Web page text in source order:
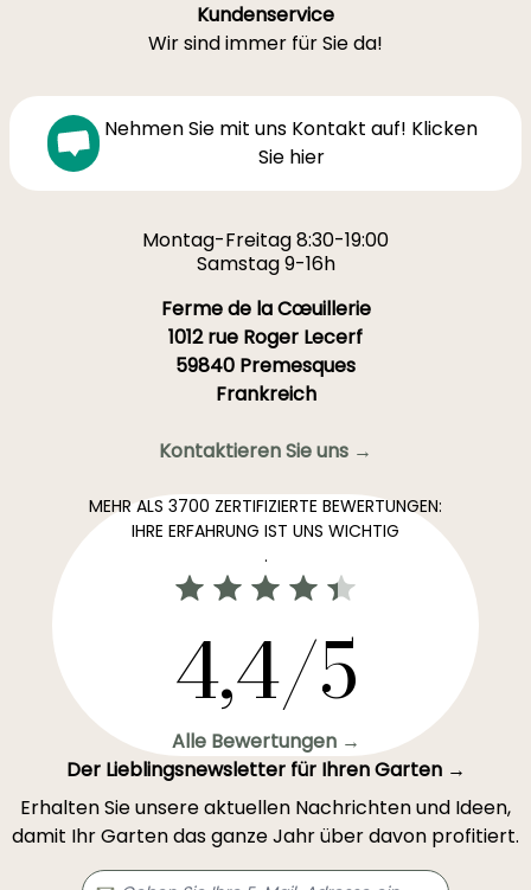
Kundenservice
Wir sind immer für Sie da!
Nehmen Sie mit uns Kontakt auf! Klicken
Sie hier
Montag-Freitag 8:30-19:00
Samstag 9-16h
Ferme de la Cœuillerie
1012 rue Roger Lecerf
59840 Premesques
Frankreich
Kontaktieren Sie uns →
MEHR ALS 3700 ZERTIFIZIERTE BEWERTUNGEN:
IHRE ERFAHRUNG IST UNS WICHTIG
.
4,4/5
Alle Bewertungen →
Der Lieblingsnewsletter für Ihren Garten →
Erhalten Sie unsere aktuellen Nachrichten und Ideen,
damit Ihr Garten das ganze Jahr über davon profitiert.